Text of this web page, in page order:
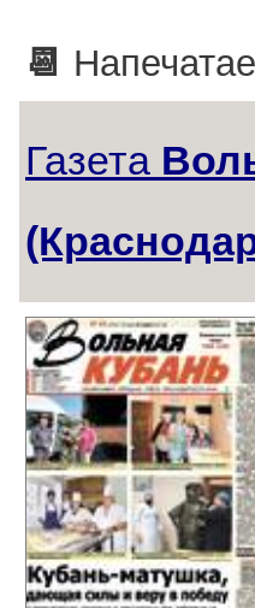
📆
Газета